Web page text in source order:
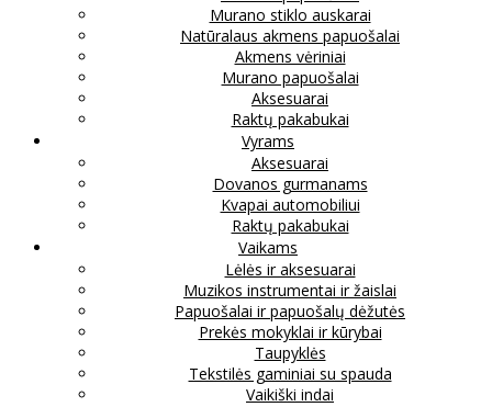
Murano stiklo auskarai
Natūralaus akmens papuošalai
Akmens vėriniai
Murano papuošalai
Aksesuarai
Raktų pakabukai
Vyrams
Aksesuarai
Dovanos gurmanams
Kvapai automobiliui
Raktų pakabukai
Vaikams
Lėlės ir aksesuarai
Muzikos instrumentai ir žaislai
Papuošalai ir papuošalų dėžutės
Prekės mokyklai ir kūrybai
Taupyklės
Tekstilės gaminiai su spauda
Vaikiški indai